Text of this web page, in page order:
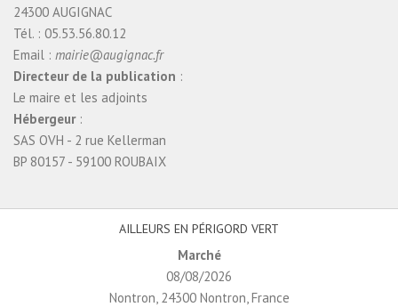
24300 AUGIGNAC
Tél. : 05.53.56.80.12
Email : mairie@augignac.fr
Directeur de la publication :
Le maire et les adjoints
Hébergeur:
SAS OVH - 2 rue Kellerman
BP 80157 - 59100 ROUBAIX
AILLEURS EN PÉRIGORD VERT
Marché
08/08/2026
Nontron, 24300 Nontron, France